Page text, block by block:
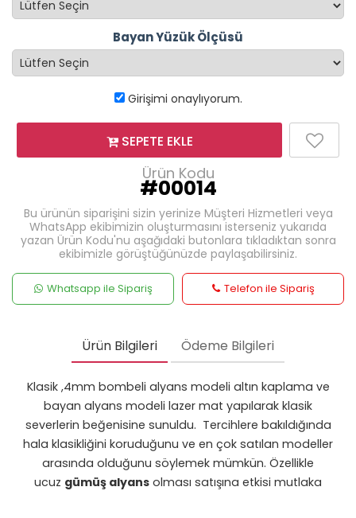
Bayan Yüzük Ölçüsü
Girişimi onaylıyorum.
SEPETE EKLE
Ürün Kodu
#00014
Bu ürünün siparişini sizin yerinize Müşteri Hizmetleri veya
WhatsApp ekibimizin oluşturmasını isterseniz yukarıda
yazan Ürün Kodu'nu aşağıdaki butonlara tıkladıktan sonra
ekibimizle görüştüğünüzde paylaşabilirsiniz.
Whatsapp ile Sipariş Telefon ile Sipariş
Ürün Bilgileri Ödeme Bilgileri
Klasik ,4mm bombeli alyans modeli altın kaplama ve
bayan alyans modeli lazer mat yapılarak klasik
severlerin beğenisine sunuldu. Tercihlere bakıldığında
hala klasikliğini koruduğunu ve en çok satılan modeller
arasında olduğunu söylemek mümkün. Özellikle
ucuz gümüş alyans olması satışına etkisi mutlaka